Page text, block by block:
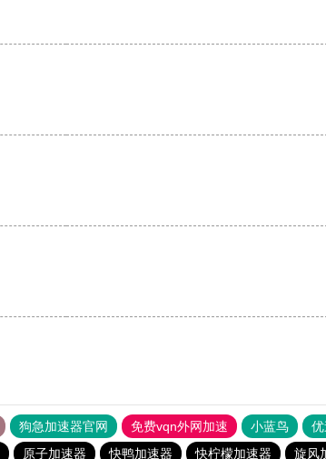
狗急加速器官网 免费vqn外网加速 小蓝鸟
原子加速器 快鸭加速器 快柠檬加速器 旋风